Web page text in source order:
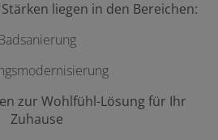
liegen in den Bereichen:
zur Wohlfühl-Lösung für Ihr
Zuhause